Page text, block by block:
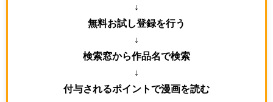
↓
無料お試し登録を行う
↓
検索窓から作品名で検索
↓
付与されるポイントで漫画を読む